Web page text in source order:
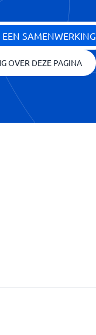
EEN SAMENWERKING
OVER DEZE PAGINA